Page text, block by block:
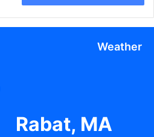
Weather
Rabat, MA